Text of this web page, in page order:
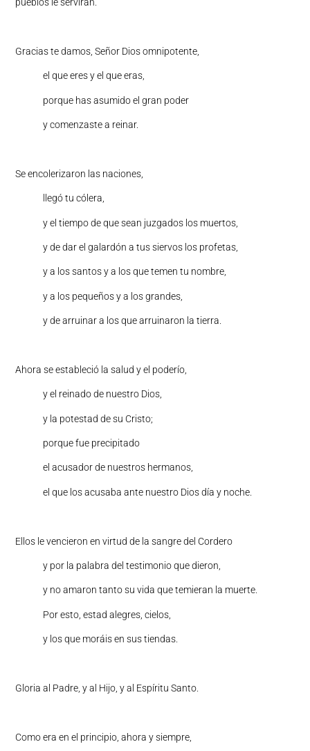
Gracias te damos, Señor Dios omnipotente,
el que eres y el que eras,
porque has asumido el gran poder
y comenzaste a reinar.
Se encolerizaron las naciones,
llegó tu cólera,
y el tiempo de que sean juzgados los muertos,
y de dar el galardón a tus siervos los profetas,
y a los santos y a los que temen tu nombre,
y a los pequeños y a los grandes,
y de arruinar a los que arruinaron la tierra.
Ahora se estableció la salud y el poderío,
y el reinado de nuestro Dios,
y la potestad de su Cristo;
porque fue precipitado
el acusador de nuestros hermanos,
el que los acusaba ante nuestro Dios día y noche.
Ellos le vencieron en virtud de la sangre del Cordero
y por la palabra del testimonio que dieron,
y no amaron tanto su vida que temieran la muerte.
Por esto, estad alegres, cielos,
y los que moráis en sus tiendas.
Gloria al Padre, y al Hijo, y al Espíritu Santo.
Como era en el principio, ahora y siempre,